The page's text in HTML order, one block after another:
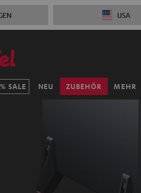
USA
SALE NEU ZUBEHÖR MEHR